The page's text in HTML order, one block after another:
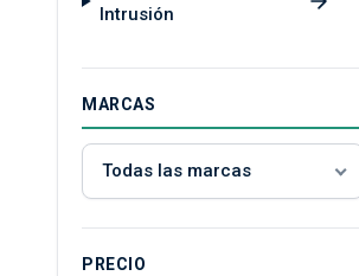
Intrusión
MARCAS
PRECIO